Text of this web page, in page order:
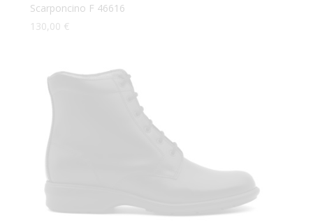
Scarponcino F 46616
130,00 €